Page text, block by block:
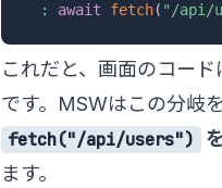
:
await fetch( "/api/
これだと、画面のコー
です。MSWはこの分岐
fetch("/api/users")
ます。